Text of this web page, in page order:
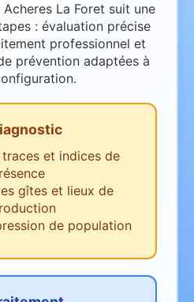
La Foret suit une
: évaluation précise
professionnel et
prévention adaptées à
et indices de
gîtes et lieux de
de population